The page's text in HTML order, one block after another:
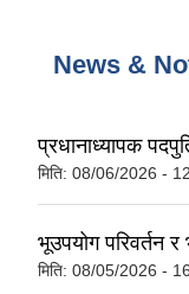
News &
प्रधानाध्यापक
मिति: 08/06/2026 -
भूउपयोग परिवर्तन
मिति: 08/05/2026 -